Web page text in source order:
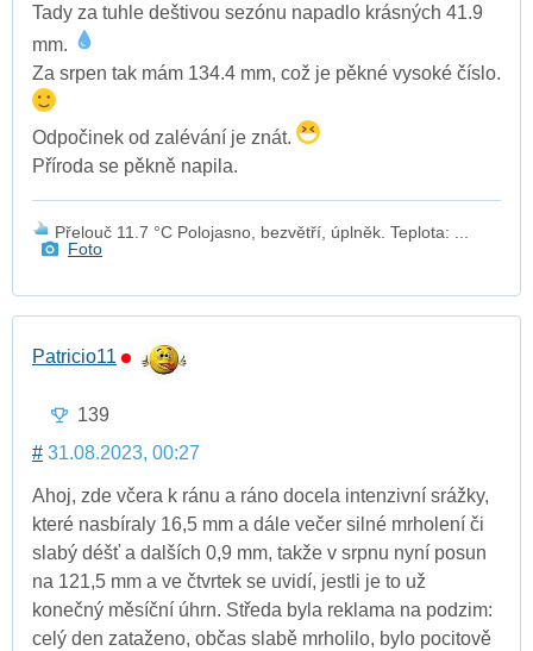
Tady za tuhle deštivou sezónu napadlo krásných 41.9
mm.
Za srpen tak mám 134.4 mm, což je pěkné vysoké číslo.
Odpočinek od zalévání je znát.
Příroda se pěkně napila.
Přelouč 11.7 °C Polojasno, bezvětří, úplněk. Teplota: ...
Foto
Patricio11
139
# 31.08.2023, 00:27
Ahoj, zde včera k ránu a ráno docela intenzivní srážky,
které nasbíraly 16,5 mm a dále večer silné mrholení či
slabý déšť a dalších 0,9 mm, takže v srpnu nyní posun
na 121,5 mm a ve čtvrtek se uvidí, jestli je to už
konečný měsíční úhrn. Středa byla reklama na podzim:
celý den zataženo, občas slabě mrholilo, bylo pocitově